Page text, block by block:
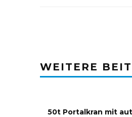
WEITERE
50t Portalkran mit